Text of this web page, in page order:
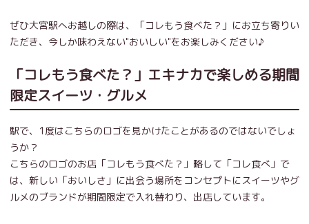
ぜひ大宮駅へお越しの際は、「コレもう食べた？」にお立ち寄りい
ただき、今しか味わえない"おいしい"をお楽しみください♪
「コレもう食べた？」エキナカで楽しめる期間
限定スイーツ・グルメ
駅で、1度はこちらのロゴを見かけたことがあるのではないでしょ
うか？
こちらのロゴのお店「コレもう食べた？」略して「コレ食べ」で
は、新しい「おいしさ」に出会う場所をコンセプトにスイーツやグ
ルメのブランドが期間限定で入れ替わり、出店しています。